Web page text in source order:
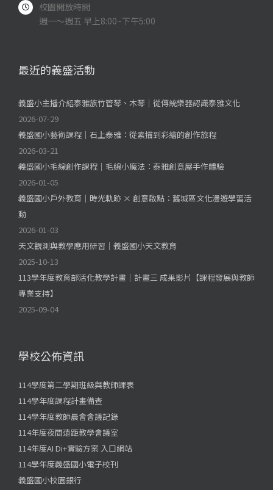
校園開放時間
週一～週五 早上8:00~下午5:00
最近的義盛活動
義盛小主播介紹泰雅族竹管琴、木琴｜從傳統樂器認識泰雅文化
2026-07-29
義盛國小藝術課程｜石上泰雅：從素描到彩繪的創作旅程
2026-03-21
義盛國小毛線創作課程｜毛線小魔法：泰雅創意屋手作體驗
2026-01-05
義盛國小戶外教育｜時光軌跡 × 創意啟點：舊城區文化漫遊學習活
動
2026-01-03
天文觀測與教學應用研習｜義盛國小天文教育
2025-10-13
113學年度教育部活化教學計畫｜計畫三 成果影片【課程發展與教師
專業支持】
2025-09-04
學校公佈資訊
114學度第二學期班級與教師課表
114學年度課程計畫備查
114學年度教師晨會會議記錄
114年度夜間遠距教學會議室
114年度AI Di+實驗方案 入口網站
114學年度義盛國小電子校刊
義盛國小校園銀行